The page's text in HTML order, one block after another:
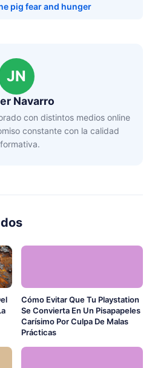
pig fear and hunger
JN
Navarro
con distintos medios online
constante con la calidad
Cómo Evitar Que Tu Playstation
Se Convierta En Un Pisapapeles
Carísimo Por Culpa De Malas
Prácticas